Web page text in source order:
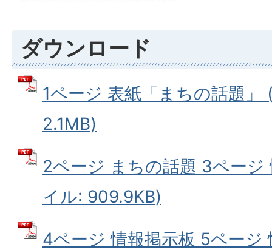
ダウンロード
1ページ 表紙「まちの話題」
2.1MB)
2ページ まちの話題 3ページ
イル: 909.9KB)
4ページ 情報掲示板 5ページ